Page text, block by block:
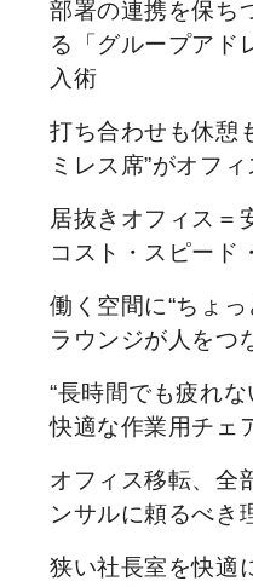
部署の連携を保ち
る「グループアド
入術
打ち合わせも休憩
ミレス席”がオフ
居抜きオフィス＝
コスト・スピード
働く空間に“ちょ
ラウンジが人をつ
“長時間でも疲れな
快適な作業用チェ
オフィス移転、全
ンサルに頼るべき
狭い社長室を快適